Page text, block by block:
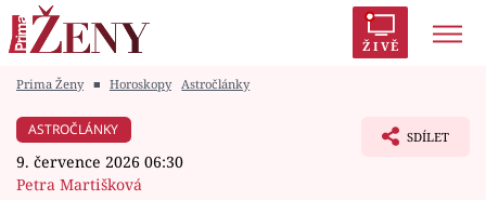
ŽIVĚ
Módní alarm
Prima Ženy ■ Horoskopy Astročlánky
ASTROČLÁNKY
9. července 2026 06:30
Petra Martišková
SDÍLET